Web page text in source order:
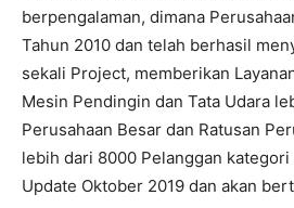
berpengalaman, dimana
Tahun 2010 dan telah berhasil
sekali Project, memberikan
Mesin Pendingin dan Tata Udara
Perusahaan Besar dan Ratusan
lebih dari 8000 Pelanggan
Update Oktober 2019 dan akan